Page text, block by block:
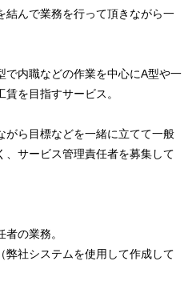
んで業務を行って頂きながら一
内職などの作業を中心にA型や一
を目指すサービス。
がら目標などを一緒に立てて一般
、サービス管理責任者を募集して
の業務。
弊社システムを使用して作成して